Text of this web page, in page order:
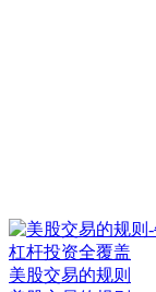
美股交易的规则